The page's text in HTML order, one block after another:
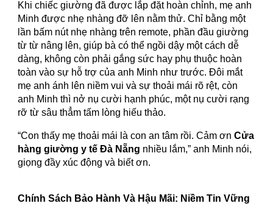
Khi chiếc giường đã được lắp đặt hoàn chỉnh, mẹ anh
Minh được nhẹ nhàng đỡ lên nằm thử. Chỉ bằng một
lần bấm nút nhẹ nhàng trên remote, phần đầu giường
từ từ nâng lên, giúp bà có thể ngồi dậy một cách dễ
dàng, không còn phải gắng sức hay phụ thuộc hoàn
toàn vào sự hỗ trợ của anh Minh như trước. Đôi mắt
mẹ anh ánh lên niềm vui và sự thoải mái rõ rệt, còn
anh Minh thì nở nụ cười hạnh phúc, một nụ cười rạng
rỡ từ sâu thẳm tấm lòng hiếu thảo.
“Con thấy mẹ thoải mái là con an tâm rồi. Cảm ơnCửa
hàng giường y tế Đà Nẵng nhiều lắm,” anh Minh nói,
giọng đầy xúc động và biết ơn.
Chính Sách Bảo Hành Và Hậu Mãi: Niềm Tin Vững